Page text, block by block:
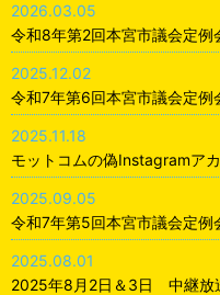
2026.03.05
令和8年第2回本宮市議会定例
2025.12.02
令和7年第6回本宮市議会定例
2025.11.18
モットコムの偽Instagramア
2025.09.05
令和7年第5回本宮市議会定例
2025.08.01
2025年8月2日＆3日 中継放